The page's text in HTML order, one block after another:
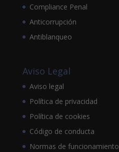
Compliance Penal
Anticorrupción
Antiblanqueo
Aviso Legal
Aviso legal
Política de privacidad
Política de cookies
Código de conducta
Normas de funcionamiento